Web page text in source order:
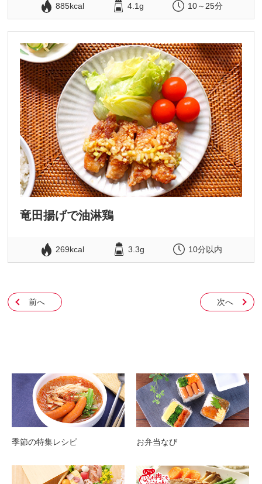
885kcal 4.1g 10～25分
竜田揚げで油淋鶏
269kcal 3.3g 10分以内
前へ 次へ
季節の特集レシピ お弁当なび